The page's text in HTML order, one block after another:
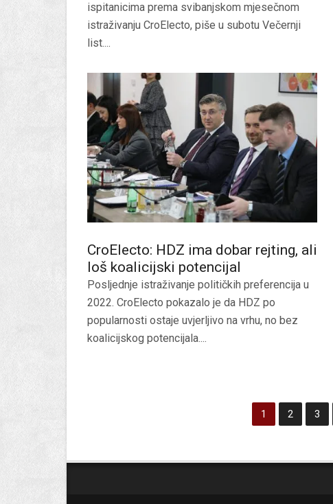
ispitanicima prema svibanjskom mjesečnom
istraživanju CroElecto, piše u subotu Večernji
list....
CroElecto: HDZ ima dobar rejting, ali
loš koalicijski potencijal
Posljednje istraživanje političkih preferencija u
2022. CroElecto pokazalo je da HDZ po
popularnosti ostaje uvjerljivo na vrhu, no bez
koalicijskog potencijala....
1 2 3